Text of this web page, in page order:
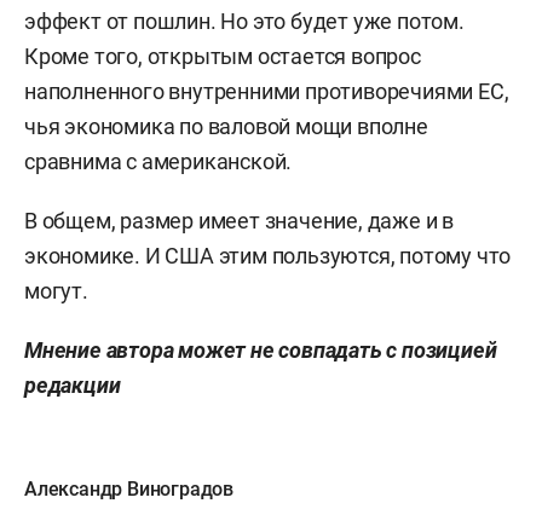
эффект от пошлин. Но это будет уже потом.
Кроме того, открытым остается вопрос
наполненного внутренними противоречиями ЕС,
чья экономика по валовой мощи вполне
сравнима с американской.
В общем, размер имеет значение, даже и в
экономике. И США этим пользуются, потому что
могут.
Мнение автора может не совпадать с позицией
редакции
Александр Виноградов